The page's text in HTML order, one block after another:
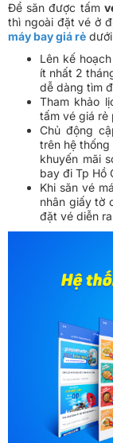
Để săn được tấm
thì ngoài đặt vé ở
máy bay giá rẻ
Lên kế
ít nhất 2
dễ dàng tìm
Tham khảo
tấm vé giá rẻ
Chủ động
trên hệ
khuyến mãi
bay đi Tp Hồ
Khi săn vé
nhân giấy tờ
đặt vé diễn